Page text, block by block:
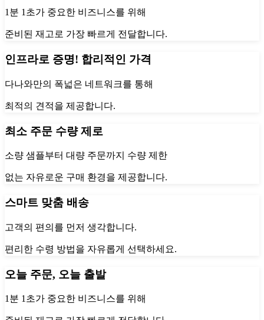
1분 1초가 중요한 비즈니스를 위해
준비된 재고로 가장 빠르게 전달합니다.
인프라로 증명! 합리적인 가격
다나와만의 폭넓은 네트워크를 통해
최적의 견적을 제공합니다.
최소 주문 수량 제로
소량 샘플부터 대량 주문까지 수량 제한
없는 자유로운 구매 환경을 제공합니다.
스마트 맞춤 배송
고객의 편의를 먼저 생각합니다.
편리한 수령 방법을 자유롭게 선택하세요.
오늘 주문, 오늘 출발
1분 1초가 중요한 비즈니스를 위해